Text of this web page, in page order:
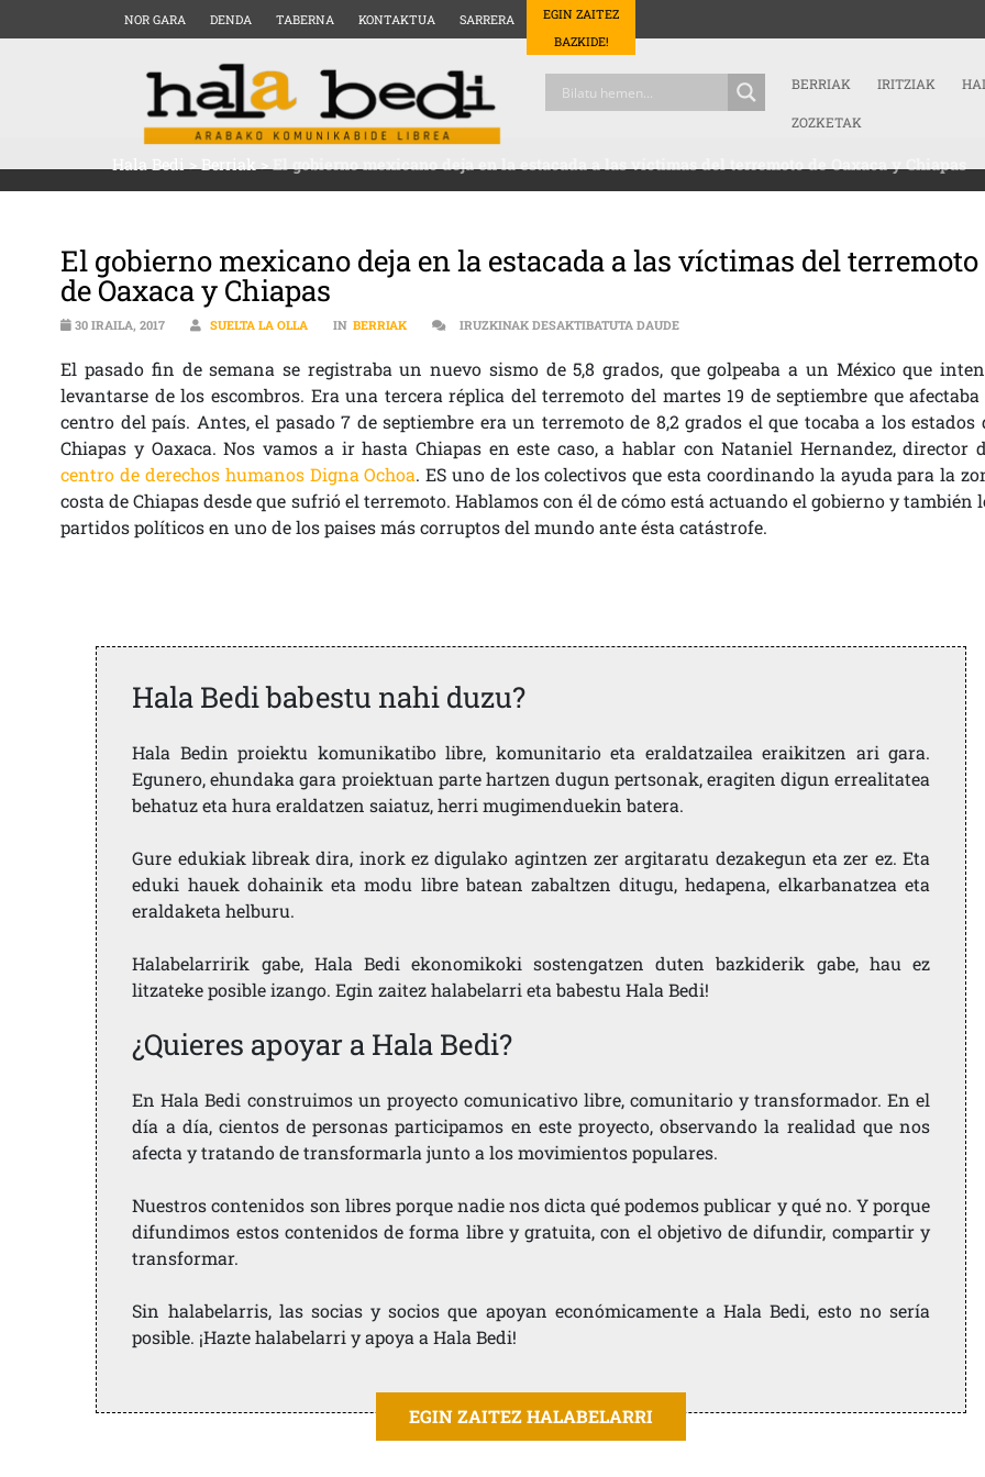
NOR GARA DENDA TABERNA KONTAKTUA SARRERA
EGIN ZAITEZ
BAZKIDE!
BERRIAK IRITZIAK
ZOZKETAK
Hala Bedi>Berriak>El gobierno mexicano deja en la estacada a las víctimas del terremoto de Oaxaca y Chiapas
El gobierno mexicano deja en la estacada a las víctimas del terremoto
de Oaxaca y Chiapas
30 IRAILA, 2017 SUELTA LA OLLA IN BERRIAK IRUZKINAK DESAKTIBATUTA DAUDEEL GOBIERNO MEXICANO DEJA EN LA ESTACADA
El pasado fin de semana se registraba un nuevo sismo de 5,8 grados, que golpeaba a un México que
levantarse de los escombros. Era una tercera réplica del terremoto del martes 19 de septiembre que
centro del país. Antes, el pasado 7 de septiembre era un terremoto de 8,2 grados el que tocaba a los estados
Chiapas y Oaxaca. Nos vamos a ir hasta Chiapas en este caso, a hablar con Nataniel Hernandez, director
centro de derechos humanos Digna Ochoa. ES uno de los colectivos que esta coordinando la ayuda para la
costa de Chiapas desde que sufrió el terremoto. Hablamos con él de cómo está actuando el gobierno y también
partidos políticos en uno de los paises más corruptos del mundo ante ésta catástrofe.
Hala Bedi babestu nahi duzu?
Hala Bedin proiektu komunikatibo libre, komunitario eta eraldatzailea eraikitzen ari gara.
Egunero, ehundaka gara proiektuan parte hartzen dugun pertsonak, eragiten digun errealitatea
behatuz eta hura eraldatzen saiatuz, herri mugimenduekin batera.
Gure edukiak libreak dira, inork ez digulako agintzen zer argitaratu dezakegun eta zer ez. Eta
eduki hauek dohainik eta modu libre batean zabaltzen ditugu, hedapena, elkarbanatzea eta
eraldaketa helburu.
Halabelarririk gabe, Hala Bedi ekonomikoki sostengatzen duten bazkiderik gabe, hau ez
litzateke posible izango. Egin zaitez halabelarri eta babestu Hala Bedi!
¿Quieres apoyar a Hala Bedi?
En Hala Bedi construimos un proyecto comunicativo libre, comunitario y transformador. En el
día a día, cientos de personas participamos en este proyecto, observando la realidad que nos
afecta y tratando de transformarla junto a los movimientos populares.
Nuestros contenidos son libres porque nadie nos dicta qué podemos publicar y qué no. Y porque
difundimos estos contenidos de forma libre y gratuita, con el objetivo de difundir, compartir y
transformar.
Sin halabelarris, las socias y socios que apoyan económicamente a Hala Bedi, esto no sería
posible. ¡Hazte halabelarri y apoya a Hala Bedi!
EGIN ZAITEZ HALABELARRI